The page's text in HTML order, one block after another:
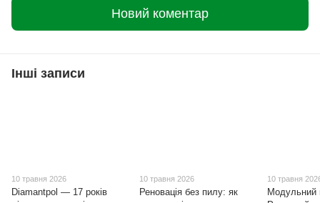
Новий коментар
Інші записи
10 травня 2026
Diamantpol — 17 років
10 травня 2026
Реновація без пилу: як
10 травня
Модульний